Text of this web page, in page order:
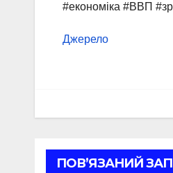
#економіка #ВВП
Джерело
ПОВ’ЯЗАНИЙ